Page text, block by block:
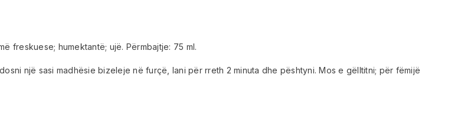
freskuese; humektantë; ujë. Përmbajtje: 75 ml.
një sasi madhësie bizeleje në furçë, lani për rreth 2 minuta dhe pështyni. Mos e gëlltitni; për fëmijë